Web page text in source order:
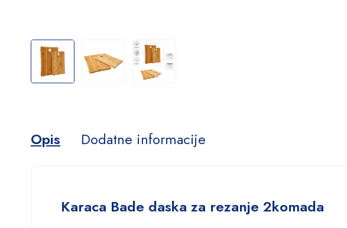
Opis Dodatne informacije
Karaca Bade daska za rezanje 2komada